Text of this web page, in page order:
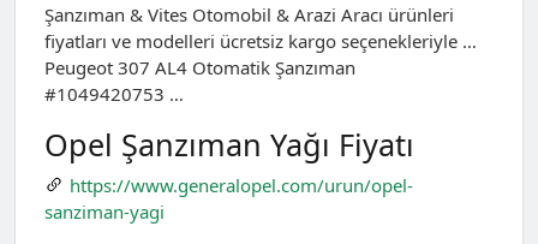
Şanzıman & Vites Otomobil & Arazi Aracı ürünleri
fiyatları ve modelleri ücretsiz kargo seçenekleriyle …
Peugeot 307 AL4 Otomatik Şanzıman
#1049420753 …
Opel Şanzıman Yağı Fiyatı
https://www.generalopel.com/urun/opel-
sanziman-yagi